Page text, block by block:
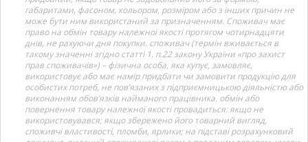
габаритами, фасоном, кольором, розміром або з інших причин не
може бути ним використаний за призначенням. Споживач має
право на обмін товару належної якості протягом чотирнадцяти
днів, не рахуючи дня покупки. споживач (термін вживається в
такому значенні згідно статті 1. п.22 закону України «про захист
прав споживачів») – фізична особа, яка купує, замовляє,
використовує або має намір придбати чи замовити продукцію для
особистих потреб, не пов’язаних з підприємницькою діяльністю або
виконанням обов’язків найманого працівника. обмін або
повернення товару належної якості провадиться: якщо не
використовувався; якщо збережено його товарний вигляд,
споживчі властивості, пломби, ярлики; на підставі розрахунковий